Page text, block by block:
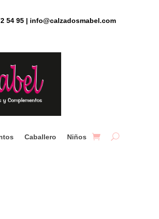
54 95 | info@calzadosmabel.com
Caballero Niños